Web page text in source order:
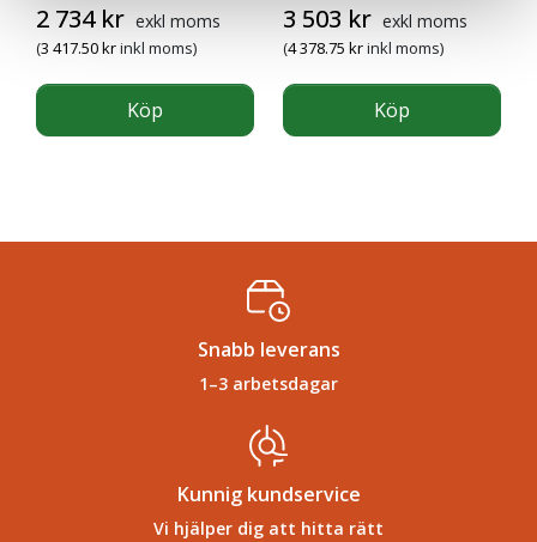
2 734 kr exkl moms
(3 417.50krinkl moms)
Köp
3 503 kr exkl moms
(4 378.75 krinkl moms)
Köp
Snabb leverans
1–3 arbetsdagar
Kunnig kundservice
Vi hjälper dig att hitta rätt